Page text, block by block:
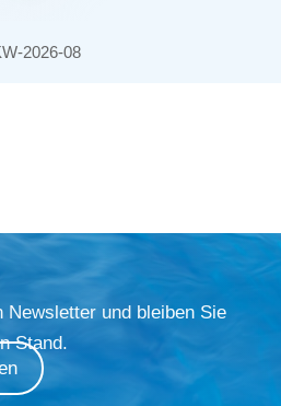
2026-08
Newsletter und bleiben Sie
Stand.